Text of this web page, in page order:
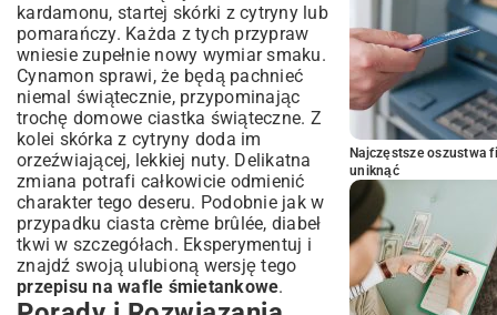
kardamonu, startej skórki z cytryny lub
pomarańczy. Każda z tych przypraw
wniesie zupełnie nowy wymiar smaku.
Cynamon sprawi, że będą pachnieć
niemal świątecznie, przypominając
trochę domowe ciastka świąteczne. Z
kolei skórka z cytryny doda im
orzeźwiającej, lekkiej nuty. Delikatna
zmiana potrafi całkowicie odmienić
charakter tego deseru. Podobnie jak w
przypadku ciasta crème brûlée, diabeł
tkwi w szczegółach. Eksperymentuj i
znajdź swoją ulubioną wersję tego
przepisu na wafle śmietankowe.
Najczęstsze oszustwa
uniknąć